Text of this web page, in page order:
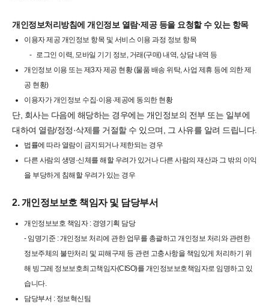
개인정보처리방침에 개인정보 열람·제공 등을 요청할 수 있는 항목
이용자 제공 개인정보 항목 및 서비스 이용 과정 정보 항목
로그인 이력, 모바일 기기 정보, 거래(구매) 내역, 상담 내역 등
개인정보 이용 또는 제3자 제공 현황 (물품 배송 위탁, 사업 제휴 등에 의한 제
공 현황)
이용자가 개인정보 수집·이용·제공에 동의한 현황
단, 회사는 다음에 해당하는 경우에는 개인정보의 전부 또는 일부에
대하여 열람/정정·삭제를 거절할 수 있으며, 그 사유를 알려 드립니다.
법률에 따라 열람이 금지되거나 제한되는 경우
다른 사람의 생명·신체를 해할 우려가 있거나 다른 사람의 재산과 그 밖의 이익
을 부당하게 침해할 우려가 있는 경우
2. 개인정보보호 책임자 및 담당부서
개인정보보호 책임자 : 경영기획 담당
- 임명기준 : 개인정보 처리에 관한 업무를 총괄하고 개인정보 처리와 관련한
정보주체의 불만처리 및 피해구제 등 관련 고충사항을 책임있게 처리하기 위
해 빙그레 정보보호최고책임자(CISO)를 개인정보보호책임자로 임명하고 있
습니다.
담당부서 : 정보혁신팀